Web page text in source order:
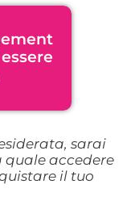
sarai
accedere
il tuo